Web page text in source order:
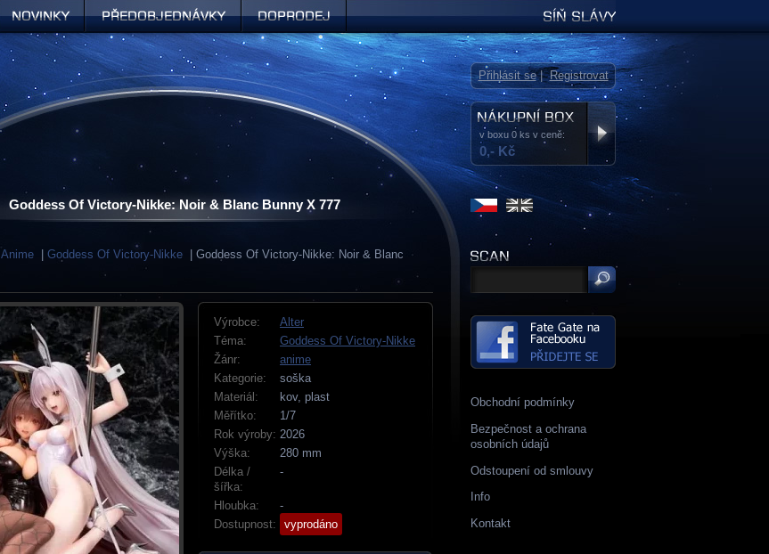
Goddess Of Victory-Nikke: Noir & Blanc Bunny X 777
Anime Goddess Of Victory-Nikke | Goddess Of Victory-Nikke: Noir & Blanc
Výrobce:
Alter
Téma:
Goddess Of Victory-Nikke
Žánr:
anime
Kategorie:
soška
Materiál:
kov, plast
Měřítko:
1/7
Rok výroby: 2026
Výška:
280 mm
Délka /
šířka:
-
Hloubka:
-
Dostupnost:
vyprodáno
Obchodní podmínky
Bezpečnost a ochrana
osobních údajů
Odstoupení od smlouvy
Info
Kontakt
v boxu 0 ks v ceně:
0,- Kč
Přihlásit se|Registrovat
Předobjednávky Síň slávy